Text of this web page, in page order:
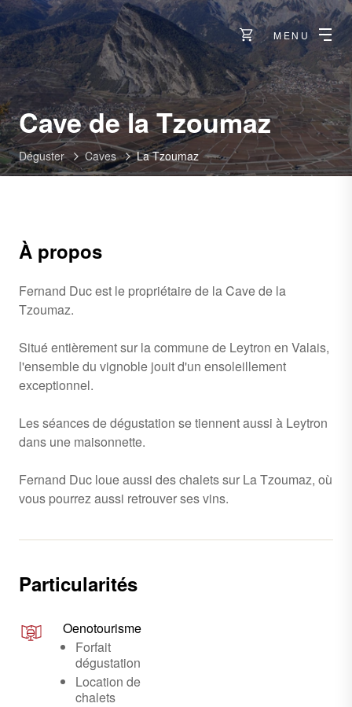
MENU
Cave de la Tzoumaz-
La
Déguster Caves La Tzoumaz
À propos
Fernand Duc est le propriétaire de la Cave de la
Tzoumaz.
Situé entièrement sur la commune de Leytron en Valais,
l'ensemble du vignoble jouit d'un ensoleillement
exceptionnel.
Les séances de dégustation se tiennent aussi à Leytron
dans une maisonnette.
Fernand Duc loue aussi des chalets sur La Tzoumaz, où
vous pourrez aussi retrouver ses vins.
Particularités
Oenotourisme
Forfait
dégustation
Location de
chalets